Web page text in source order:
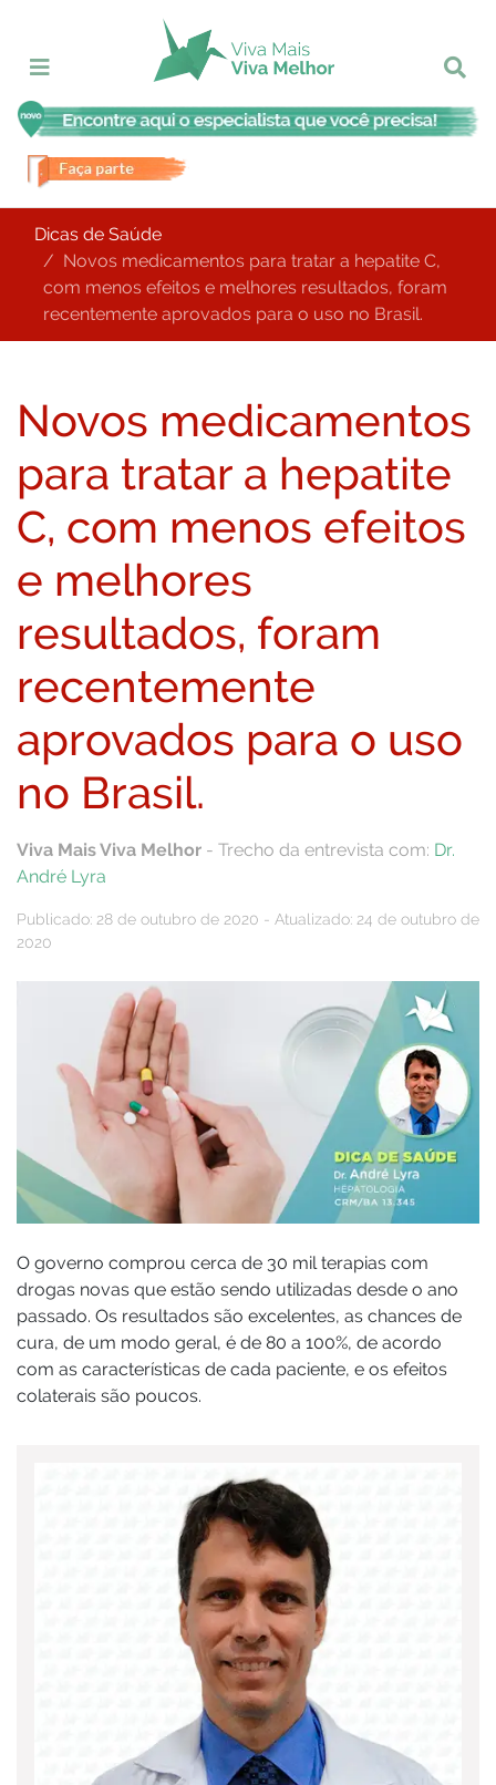
Dicas de Saúde
Novos medicamentos para tratar a hepatite C,
com menos efeitos e melhores resultados, foram
recentemente aprovados para o uso no Brasil.
Novos medicamentos
para tratar a hepatite
C, com menos efeitos
e melhores
resultados, foram
recentemente
aprovados para o uso
no Brasil.
Viva Mais Viva Melhor - Trecho da entrevista com: Dr.
André Lyra
Publicado: 28 de outubro de 2020 - Atualizado: 24 de outubro de
2020
O governo comprou cerca de 30 mil terapias com
drogas novas que estão sendo utilizadas desde o ano
passado. Os resultados são excelentes, as chances de
cura, de um modo geral, é de 80 a 100%, de acordo
com as características de cada paciente, e os efeitos
colaterais são poucos.